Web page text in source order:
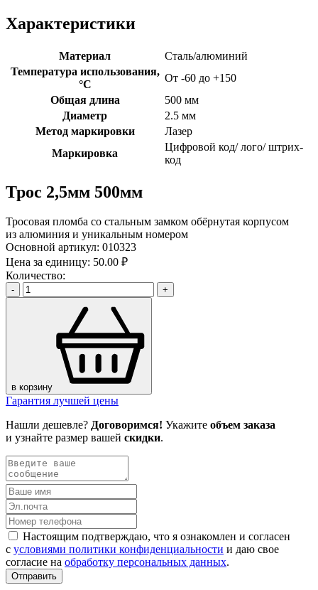
Характеристики
Материал
Сталь/алюминий
Температура использования,
°C
От -60 до +150
Общая длина
500 мм
Диаметр
2.5 мм
Метод маркировки
Лазер
Маркировка
Цифровой код/ лого/ штрих-
код
Трос 2,5мм 500мм
Тросовая пломба со стальным замком обёрнутая корпусом
из алюминия и уникальным номером
Основной артикул: 010323
Цена за единицу: 50.00 ₽
Количество:
- +
в корзину
Гарантия лучшей цены
Нашли дешевле? Договоримся! Укажите объем заказа
и узнайте размер вашей скидки.
Настоящим подтверждаю, что я ознакомлен и согласен
с условиями политики конфиденциальности и даю свое
согласие на обработку персональных данных.
Отправить